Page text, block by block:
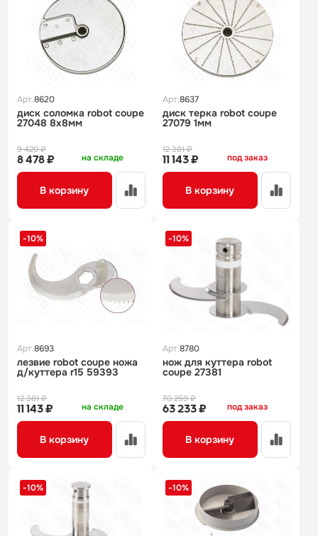
Арт.8620
диск соломка robot coupe
27048 8х8мм
на складе
8 478 ₽
9 420 ₽
В корзину
Арт.8637
диск терка robot coupe
27079 1мм
под заказ
11 143 ₽
12 381 ₽
В корзину
-10%
Арт.8693
лезвие robot coupe ножа
д/куттера r15 59393
на складе
11 143 ₽
12 381 ₽
В корзину
-10%
Арт.8780
нож для куттера robot
coupe 27381
под заказ
63 233 ₽
70 259 ₽
В корзину
-10% -10%